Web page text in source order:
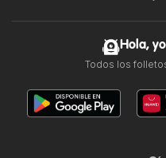
Hola,
Todos los